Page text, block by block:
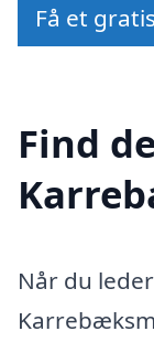
Få et
Find
Når du